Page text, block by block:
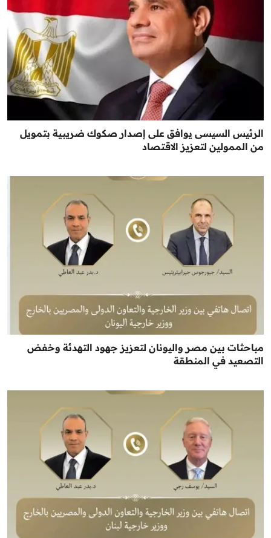
الرئيس السيسى يوافق على إصدار صكوك ضريبية بتمويل
من الممولين لتعزيز الاقتصاد
مباحثات بين مصر واليونان لتعزيز جهود التهدئة وخفض
التصعيد في المنطقة